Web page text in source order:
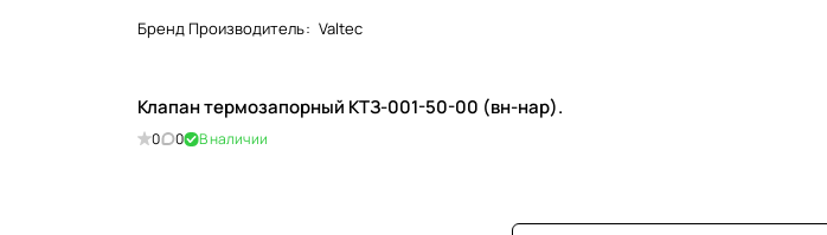
Бренд Производитель: Valtec
Клапан термозапорный КТЗ-001-50-00 (вн-нар).
0 0 В наличии